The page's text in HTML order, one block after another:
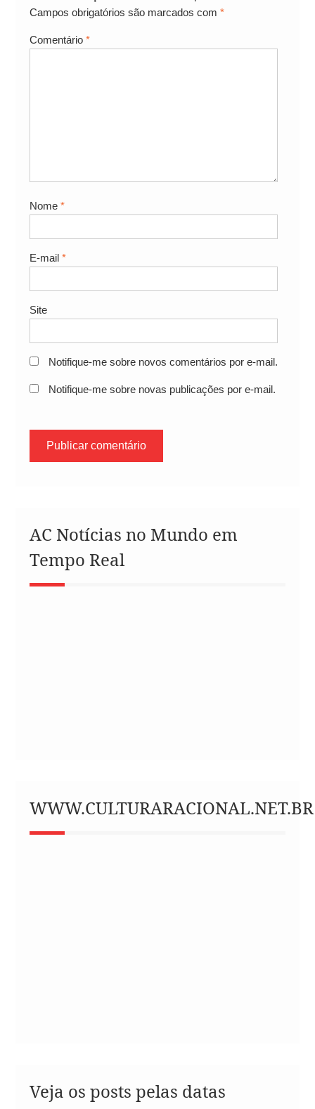
Campos obrigatórios são marcados com *
Comentário *
Nome *
E-mail *
Site
Notifique-me sobre novos comentários por e-mail.
Notifique-me sobre novas publicações por e-mail.
AC Notícias no Mundo em
Tempo Real
WWW.CULTURARACIONAL.NET.BR
Veja os posts pelas datas